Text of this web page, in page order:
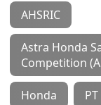
AHSRIC
Astra Honda
Competition
Honda